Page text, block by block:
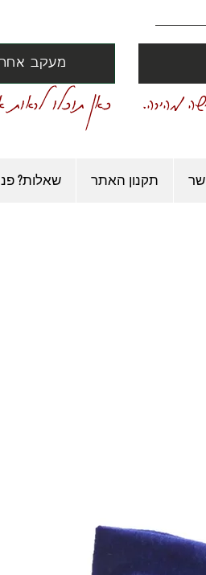
מעקב
כאן תוכלו מהירה.
שאלות? תקנון האתר